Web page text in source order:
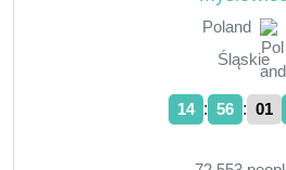
Poland
Śląskie
14 : 56 : 02